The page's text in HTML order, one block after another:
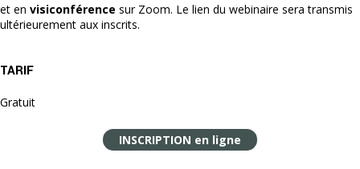
et en visiconférence sur Zoom. Le lien du webinaire sera transmis
ultérieurement aux inscrits.
TARIF
Gratuit
INSCRIPTION en ligne